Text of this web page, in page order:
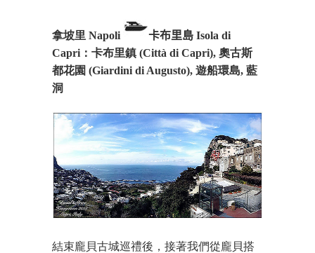
拿坡里 Napoli 卡布里島 Isola di
Capri：卡布里鎮 (Città di Capri), 奧古斯
都花園 (Giardini di Augusto), 遊船環島, 藍
洞
結束龐貝古城巡禮後，接著我們從龐貝搭